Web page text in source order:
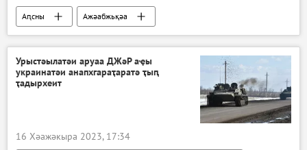
Аԥсны Ажәабжьқәа
Урыстәылатәи аруаа ДЖәР аҿы
украинатәи анапхгараҭаратә ҭыԥ
ҭадырхеит
16 Хәажәкыра 2023, 17:34